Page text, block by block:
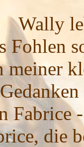
Wally
Fohlen
meiner
Fabrice
die